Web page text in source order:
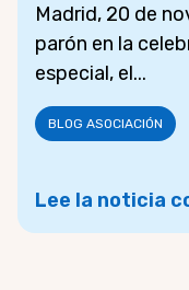
Madrid, 20 de
parón en la
especial, el...
BLOG ASOCIACIÓN
Lee la noticia